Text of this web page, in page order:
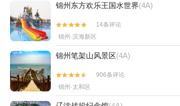
锦州东方欢乐王国水世界(4A)


14条评论
锦州·滨海新区
锦州笔架山风景区(4A)


906条评论
锦州·太和区